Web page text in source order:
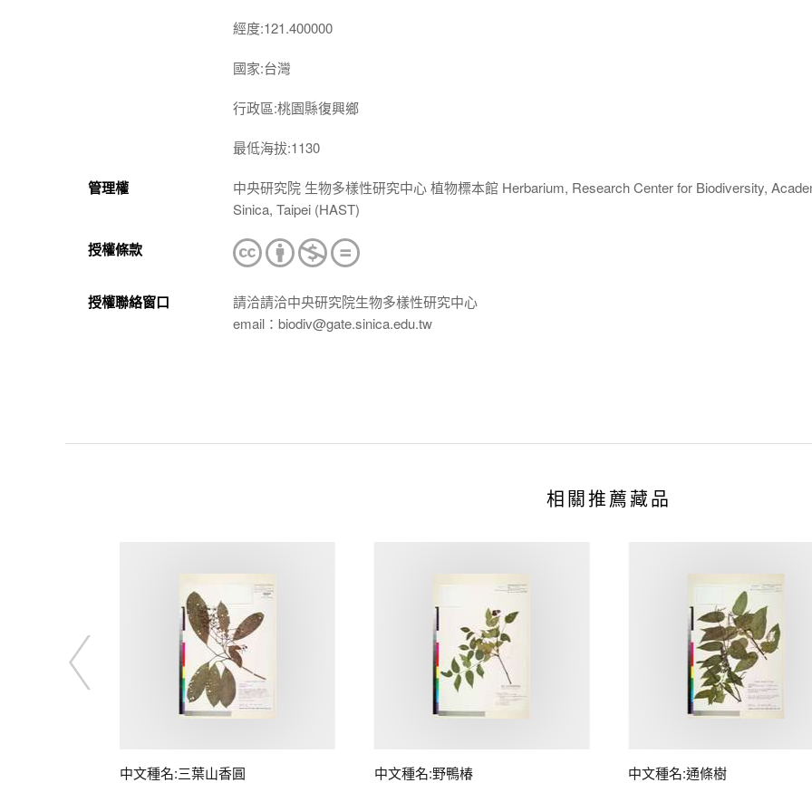
經度:121.400000
國家:台灣
行政區:桃園縣復興鄉
最低海拔:1130
管理權
中央研究院 生物多樣性研究中心 植物標本館 Herbarium, Research Center for Biodiversity,
Sinica, Taipei (HAST)
授權條款
授權聯絡窗口
請洽請洽中央研究院生物多樣性研究中心
email：biodiv@gate.sinica.edu.tw
相關推薦藏品
中文種名:三葉山香圓 中文種名:野鴨椿 中文種名:通條樹